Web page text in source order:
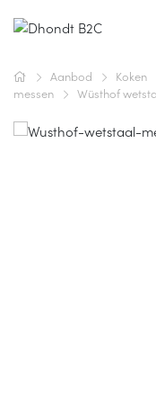
Aanbod Koken
messen
Wüsthof